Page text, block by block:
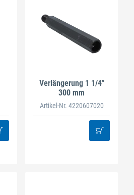
Verlängerung 1 1/4"
300 mm
Artikel-Nr. 4220607020